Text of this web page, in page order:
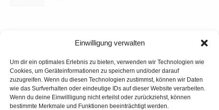
Einwilligung verwalten
Um dir ein optimales Erlebnis zu bieten, verwenden wir Technologien wie
Cookies, um Geräteinformationen zu speichern und/oder darauf
zuzugreifen. Wenn du diesen Technologien zustimmst, können wir Daten
wie das Surfverhalten oder eindeutige IDs auf dieser Website verarbeiten.
Wenn du deine Einwillligung nicht erteilst oder zurückziehst, können
bestimmte Merkmale und Funktionen beeinträchtigt werden.